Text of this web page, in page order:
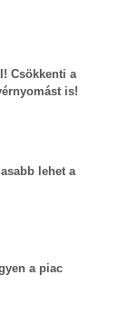
Csökkenti a
is!
lehet a
a piac